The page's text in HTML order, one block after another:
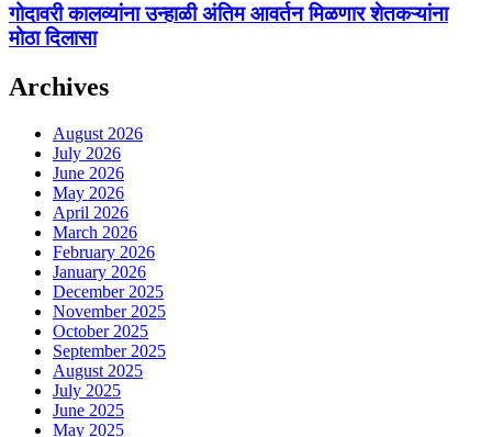
गोदावरी कालव्यांना उन्हाळी अंतिम आवर्तन मिळणार शेतकऱ्यांना
मोठा दिलासा
Archives
August 2026
July 2026
June 2026
May 2026
April 2026
March 2026
February 2026
January 2026
December 2025
November 2025
October 2025
September 2025
August 2025
July 2025
June 2025
May 2025